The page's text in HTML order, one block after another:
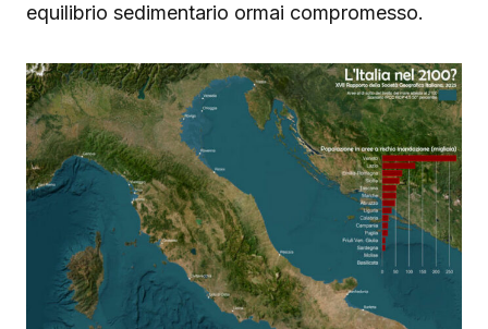
equilibrio sedimentario ormai compromesso.